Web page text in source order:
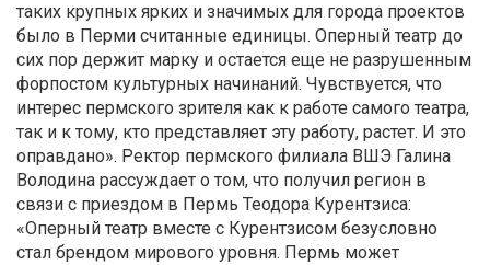
таких крупных ярких и значимых для города проектов
было в Перми считанные единицы. Оперный театр до
сих пор держит марку и остается еще не разрушенным
форпостом культурных начинаний. Чувствуется, что
интерес пермского зрителя как к работе самого театра,
так и к тому, кто представляет эту работу, растет. И это
оправдано». Ректор пермского филиала ВШЭ Галина
Володина рассуждает о том, что получил регион в
связи с приездом в Пермь Теодора Курентзиса:
«Оперный театр вместе с Курентзисом безусловно
стал брендом мирового уровня. Пермь может